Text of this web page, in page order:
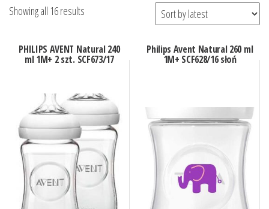
Showing all 16 results
PHILIPS AVENT Natural 240
ml 1M+ 2 szt. SCF673/17
Philips Avent Natural 260 ml
1M+ SCF628/16 słoń